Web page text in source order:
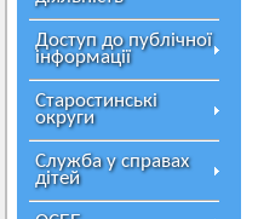
Доступ до публічної
інформації
Старостинські
округи
Служба у справах
дітей